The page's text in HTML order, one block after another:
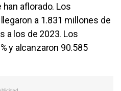
aflorado. Los
a 1.831 millones de
a los de 2023. Los
y alcanzaron 90.585